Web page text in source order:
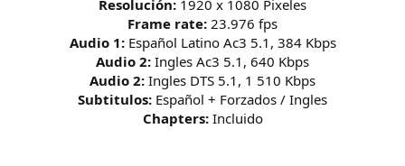
Resolución: 1920 x 1080 Pixeles
Frame rate: 23.976 fps
Audio 1:Español Latino Ac3 5.1, 384 Kbps
Audio 2: Ingles Ac3 5.1, 640 Kbps
Audio 2: Ingles DTS 5.1, 1 510 Kbps
Subtitulos: Español + Forzados / Ingles
Chapters:Incluido